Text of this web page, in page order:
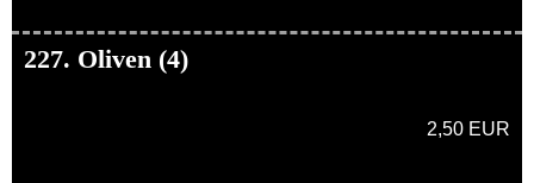
227. Oliven (4)
2,50 EUR